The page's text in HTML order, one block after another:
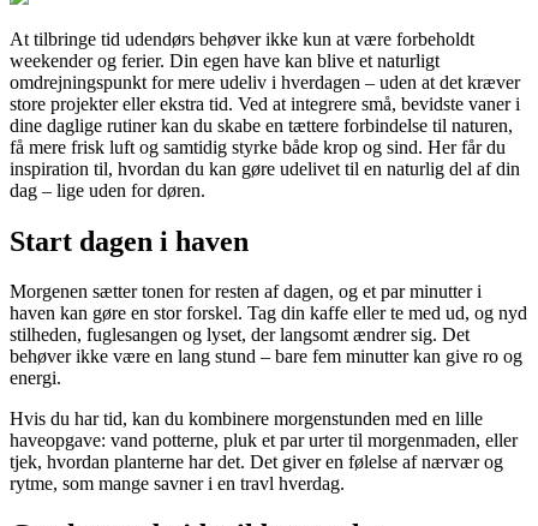
At tilbringe tid udendørs behøver ikke kun at være forbeholdt
weekender og ferier. Din egen have kan blive et naturligt
omdrejningspunkt for mere udeliv i hverdagen – uden at det kræver
store projekter eller ekstra tid. Ved at integrere små, bevidste vaner i
dine daglige rutiner kan du skabe en tættere forbindelse til naturen,
få mere frisk luft og samtidig styrke både krop og sind. Her får du
inspiration til, hvordan du kan gøre udelivet til en naturlig del af din
dag – lige uden for døren.
Start dagen i haven
Morgenen sætter tonen for resten af dagen, og et par minutter i
haven kan gøre en stor forskel. Tag din kaffe eller te med ud, og nyd
stilheden, fuglesangen og lyset, der langsomt ændrer sig. Det
behøver ikke være en lang stund – bare fem minutter kan give ro og
energi.
Hvis du har tid, kan du kombinere morgenstunden med en lille
haveopgave: vand potterne, pluk et par urter til morgenmaden, eller
tjek, hvordan planterne har det. Det giver en følelse af nærvær og
rytme, som mange savner i en travl hverdag.